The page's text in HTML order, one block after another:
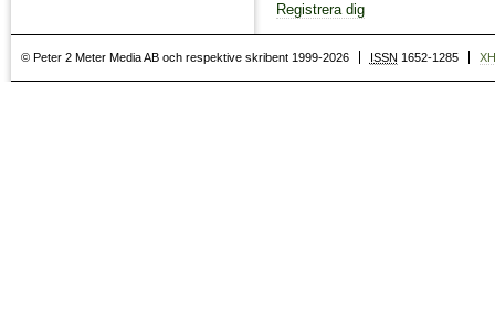
Registrera dig
© Peter 2 Meter Media AB och respektive skribent 1999-2026 ISSN 1652-1285